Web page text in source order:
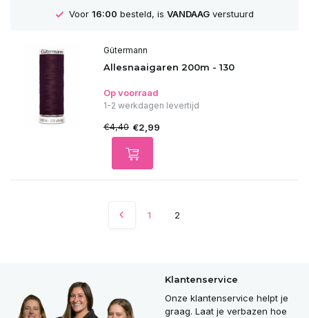
Voor 16:00 besteld, is VANDAAGverstuurd
Gütermann
Allesnaaigaren 200m - 130
Op voorraad
1-2 werkdagen levertijd
€4,40 €2,99
1 2
Klantenservice
Onze klantenservice helpt je
graag. Laat je verbazen hoe